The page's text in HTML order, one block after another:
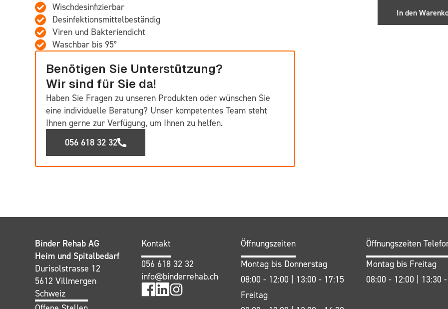
Wischdesinfizierbar
Desinfektionsmittelbeständig
Viren und Bakteriendicht
Waschbar bis 95°
Benötigen Sie Unterstützung?
Wir sind für Sie da!
Haben Sie Fragen zu unseren Produkten oder wünschen Sie
eine individuelle Beratung? Unser kompetentes Team steht
Ihnen gerne zur Verfügung, um Ihnen zu helfen.
056 618 32 32
In den
Binder Rehab AG
Heim und Spitalbedarf
Durisolstrasse 12
5612 Villmergen
Schweiz
Kontakt
056 618 32 32
info@binderrehab.ch
Öffnungszeiten
Montag bis Donnerstag
08:00 - 12:00 | 13:00 - 17:15
Freitag
Öffnungszeiten
Montag bis Freitag
08:00 - 12:00 | 13:30